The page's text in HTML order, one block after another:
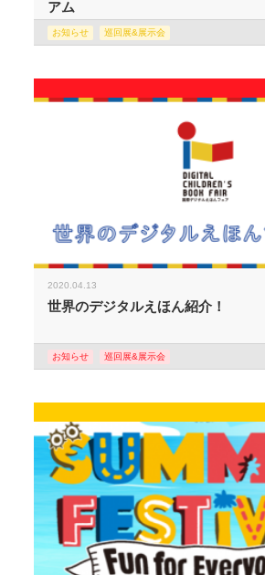
アム
お知らせ 巡回展&展示会
2020.04.13
世界のデジタルえほん紹介！
お知らせ 巡回展&展示会